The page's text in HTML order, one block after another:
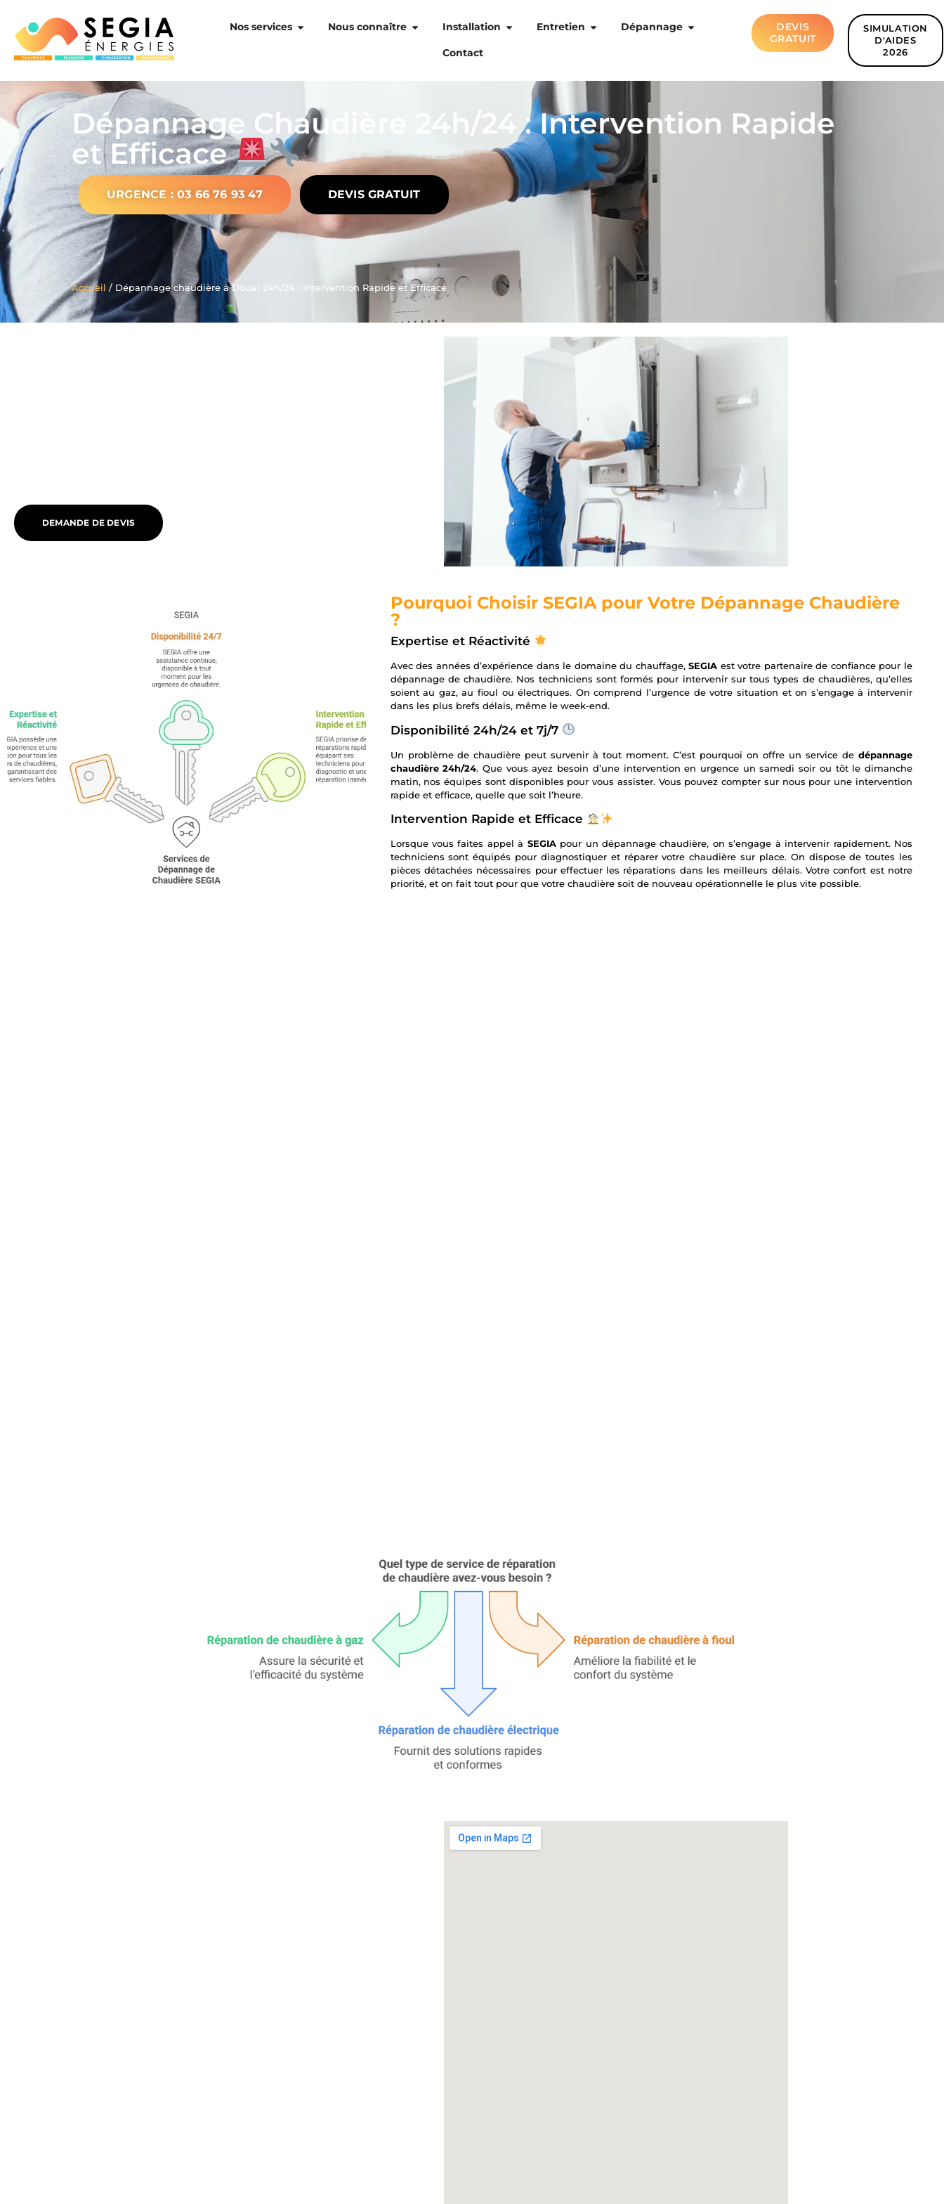
Nos services Nous connaître Installation Entretien Dépannage
Contact
DEVIS
GRATUIT
SIMULATION
D'AIDES
2026
Dépannage Chaudière 24h/24 : Intervention Rapide
et Efficace
URGENCE : 03 66 76 93 47 DEVIS GRATUIT
Accueil / Dépannage chaudière à Douai 24h/24 : Intervention Rapide et Efficace
DEMANDE DE DEVIS
Pourquoi Choisir SEGIA pour Votre Dépannage Chaudière
?
Expertise et Réactivité
Avec des années d’expérience dans le domaine du chauffage,SEGIA est votre partenaire de confiance pour le
dépannage de chaudière. Nos techniciens sont formés pour intervenir sur tous types de chaudières, qu’elles
soient au gaz, au fioul ou électriques. On comprend l’urgence de votre situation et on s’engage à intervenir
dans les plus brefs délais, même le week-end.
Disponibilité 24h/24 et 7j/7
Un problème de chaudière peut survenir à tout moment. C’est pourquoi on offre un service de dépannage
chaudière 24h/24. Que vous ayez besoin d’une intervention en urgence un samedi soir ou tôt le dimanche
matin, nos équipes sont disponibles pour vous assister. Vous pouvez compter sur nous pour une intervention
rapide et efficace, quelle que soit l’heure.
Intervention Rapide et Efficace
Lorsque vous faites appel à SEGIApour un dépannage chaudière, on s’engage à intervenir rapidement. Nos
techniciens sont équipés pour diagnostiquer et réparer votre chaudière sur place. On dispose de toutes les
pièces détachées nécessaires pour effectuer les réparations dans les meilleurs délais. Votre confort est notre
priorité, et on fait tout pour que votre chaudière soit de nouveau opérationnelle le plus vite possible.